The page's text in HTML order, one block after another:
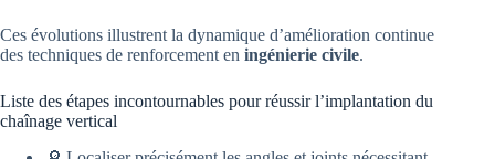
Ces évolutions illustrent la dynamique d’amélioration continue
des techniques de renforcement en ingénierie civile.
Liste des étapes incontournables pour réussir l’implantation du
chaînage vertical